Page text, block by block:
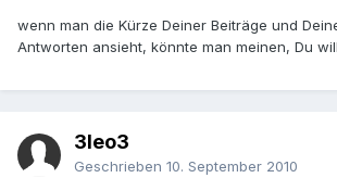
wenn man die Kürze Deiner Beiträge und
Antworten ansieht, könnte man meinen, Du
3leo3
Geschrieben 10. September 2010